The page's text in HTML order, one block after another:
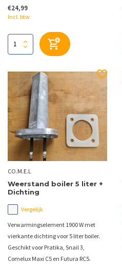
€24,99
Incl. btw
CO.M.E.L
Weerstand boiler 5 liter +
Dichting
Vergelijk
Verwarmingselement 1900 W met
vierkante dichting voor 5 liter boiler.
Geschikt voor Pratika, Snail 3,
Comelux Maxi C5 en Futura RC5.